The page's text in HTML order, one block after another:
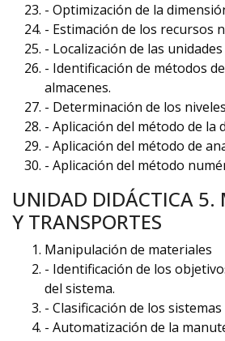
- Optimización de la
- Estimación de los recursos
- Localización de las
- Identificación de métodos
almacenes.
- Determinación de los
- Aplicación del método de la
- Aplicación del método de
- Aplicación del método
UNIDAD DIDÁCTICA 5.
Y TRANSPORTES
Manipulación de materiales
- Identificación de los
del sistema.
- Clasificación de los
- Automatización de la